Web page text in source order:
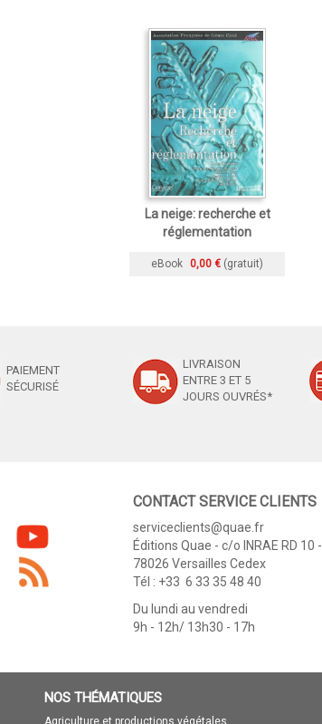
La neige: recherche et
réglementation
eBook 0,00 € (gratuit)
PAIEMENT
SÉCURISÉ
LIVRAISON
ENTRE 3 ET 5
JOURS OUVRÉS*
CONTACT SERVICE CLIENTS
serviceclients@quae.fr
Éditions Quae - c/o INRAE RD 10 -
78026 Versailles Cedex
Tél : +33 6 33 35 48 40
Du lundi au vendredi
9h - 12h/ 13h30 - 17h
NOS THÉMATIQUES
Agriculture et productions végétales